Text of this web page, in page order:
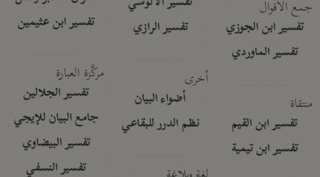
جمع الأقوال
تفسير ابن الجوزي
تفسير الماوردي
منتقاة
تفسير ابن القيم
تفسير ابن تيمية
تفسير الرازي
أخرى
أضواء البيان
نظم الدرر للبقاعي
تفسير ابن عثيمين
مركَّزة العبارة
تفسير الجلالين
جامع البيان للإيجي
تفسير البيضاوي
تفسير النسفي